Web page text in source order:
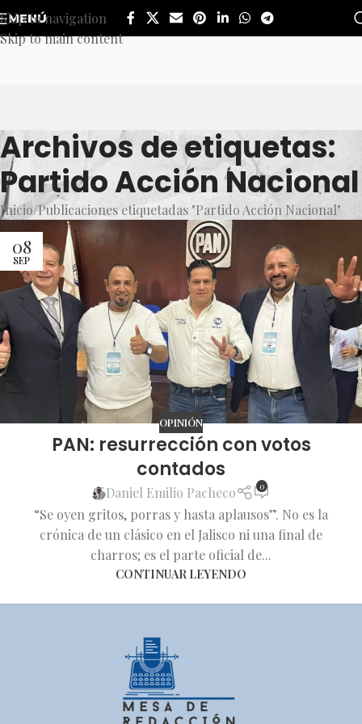
Skip to navigation
Skip to main content
MENÚ
Archivos de etiquetas:
Partido Acción Nacional
Inicio Publicaciones etiquetadas "Partido Acción Nacional"
08
SEP
OPINIÓN
PAN: resurrección con votos
contados
Daniel Emilio Pacheco 0
“Se oyen gritos, porras y hasta aplausos”. No es la
crónica de un clásico en el Jalisco ni una final de
charros; es el parte oficial de...
CONTINUAR LEYENDO